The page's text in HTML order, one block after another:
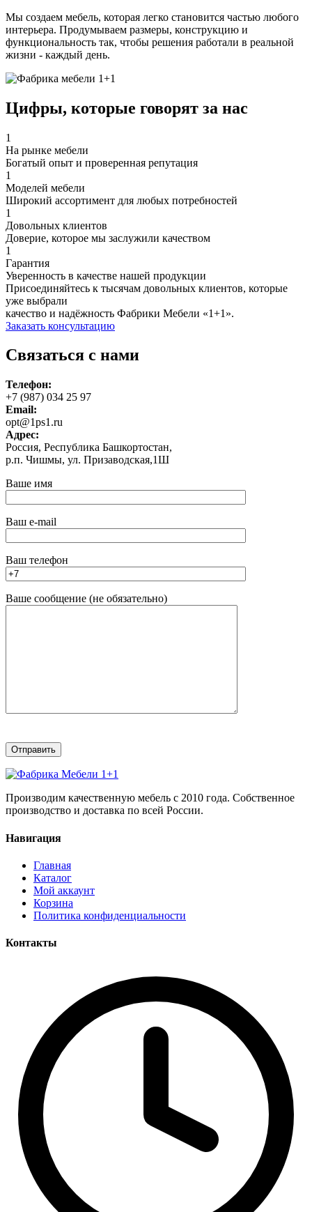
Мы создаем мебель, которая легко становится частью любого
интерьера. Продумываем размеры, конструкцию и
функциональность так, чтобы решения работали в реальной
жизни - каждый день.
Цифры, которые говорят за нас
1
На рынке мебели
Богатый опыт и проверенная репутация
1
Моделей мебели
Широкий ассортимент для любых потребностей
1
Довольных клиентов
Доверие, которое мы заслужили качеством
1
Гарантия
Уверенность в качестве нашей продукции
Присоединяйтесь к тысячам довольных клиентов, которые
уже выбрали
качество и надёжность Фабрики Мебели «1+1».
Заказать консультацию
Связаться с нами
Телефон:
+7 (987) 034 25 97
Email:
opt@1ps1.ru
Адрес:
Россия, Республика Башкортостан,
р.п. Чишмы, ул. Призаводская,1Ш
Ваше имя
Ваш e-mail
Ваш телефон
Ваше сообщение (не обязательно)
Производим качественную мебель с 2010 года. Собственное
производство и доставка по всей России.
Навигация
Главная
Каталог
Мой аккаунт
Корзина
Политика конфиденциальности
Контакты